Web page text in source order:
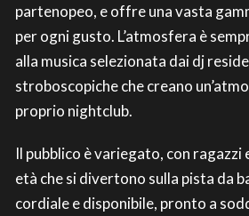
partenopeo, e offre una vasta
per ogni gusto. L’atmosfera è
alla musica selezionata dai dj
stroboscopiche che creano
proprio nightclub.
Il pubblico è variegato, con
età che si divertono sulla pista da
cordiale e disponibile, pronto a